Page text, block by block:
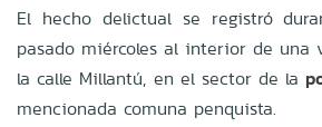
El hecho delictual se registró
pasado miércoles al interior de una
la calle Millantú, en el sector de la
mencionada comuna penquista.